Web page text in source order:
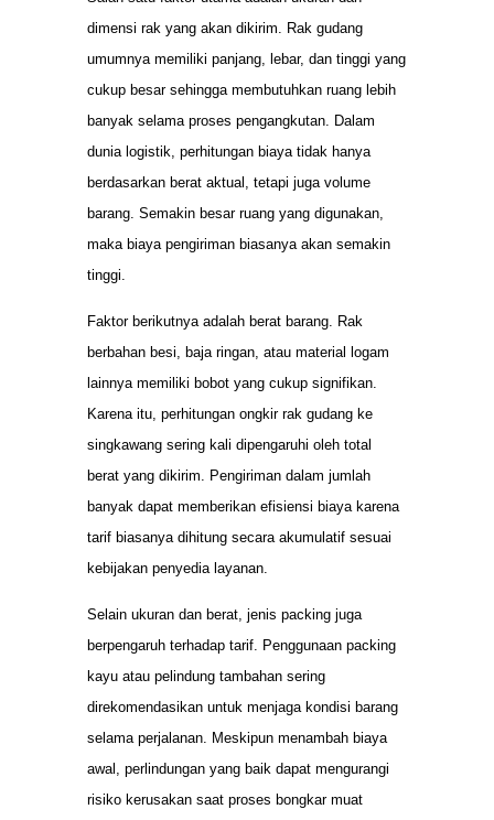
dimensi rak yang akan dikirim. Rak gudang
umumnya memiliki panjang, lebar, dan tinggi yang
cukup besar sehingga membutuhkan ruang lebih
banyak selama proses pengangkutan. Dalam
dunia logistik, perhitungan biaya tidak hanya
berdasarkan berat aktual, tetapi juga volume
barang. Semakin besar ruang yang digunakan,
maka biaya pengiriman biasanya akan semakin
tinggi.
Faktor berikutnya adalah berat barang. Rak
berbahan besi, baja ringan, atau material logam
lainnya memiliki bobot yang cukup signifikan.
Karena itu, perhitungan ongkir rak gudang ke
singkawang sering kali dipengaruhi oleh total
berat yang dikirim. Pengiriman dalam jumlah
banyak dapat memberikan efisiensi biaya karena
tarif biasanya dihitung secara akumulatif sesuai
kebijakan penyedia layanan.
Selain ukuran dan berat, jenis packing juga
berpengaruh terhadap tarif. Penggunaan packing
kayu atau pelindung tambahan sering
direkomendasikan untuk menjaga kondisi barang
selama perjalanan. Meskipun menambah biaya
awal, perlindungan yang baik dapat mengurangi
risiko kerusakan saat proses bongkar muat